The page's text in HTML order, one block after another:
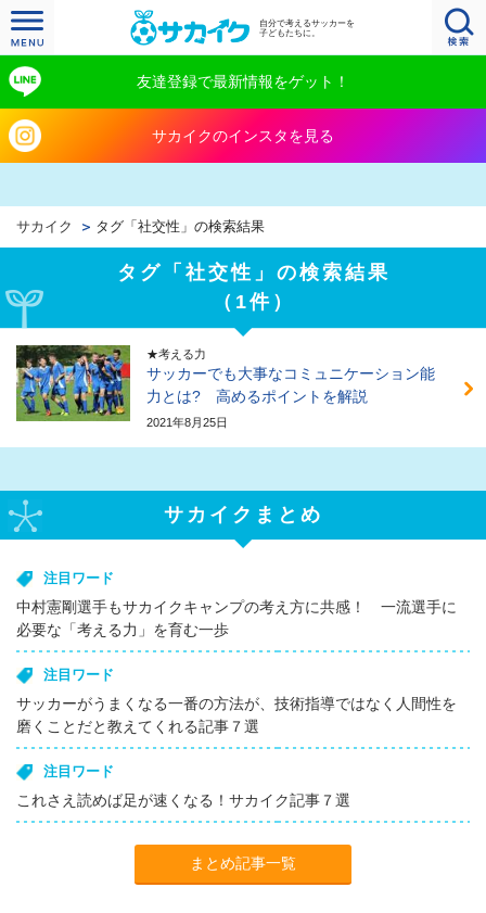
自分で考えるサッカーを
子どもたちに。
友達登録で最新情報をゲット！
サカイクのインスタを見る
サカイク タグ「社交性」の検索結果
タグ「社交性」の検索結果
（1件）
★考える力
サッカーでも大事なコミュニケーション能
力とは? 高めるポイントを解説
2021年8月25日
サカイクまとめ
注目ワード
中村憲剛選手もサカイクキャンプの考え方に共感！ 一流選手に
必要な「考える力」を育む一歩
注目ワード
サッカーがうまくなる一番の方法が、技術指導ではなく人間性を
磨くことだと教えてくれる記事７選
注目ワード
これさえ読めば足が速くなる！サカイク記事７選
まとめ記事一覧